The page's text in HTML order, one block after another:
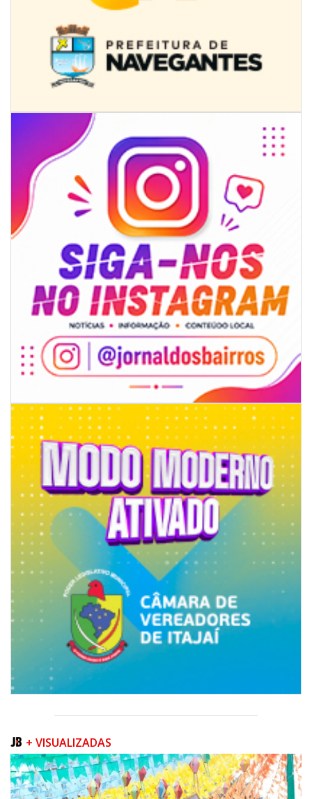
07/08/2026 | 07:00
07/08/2026 | 07:00
Jordan Hang leva estratégias de marketing e vendas ao InspiraBQ, em
Brusque
ITAPEMA
+ VISUALIZADAS